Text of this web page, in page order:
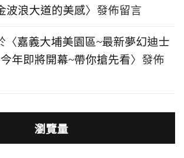
波浪大道的美感〉發佈留言
〈嘉義大埔美園區~最新夢幻迪士
年即將開幕~帶你搶先看〉發佈
瀏覽量